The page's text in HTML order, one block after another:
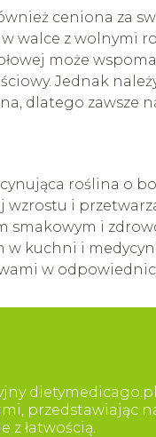
ceniona za
walce z wolnymi
może
Jednak
dlatego zawsze
roślina o
wzrostu i
smakowym i
kuchni i
w
przedstawiając
z łatwością.